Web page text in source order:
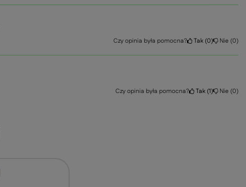
Czy opinia była pomocna? Tak 0 Nie 0
Czy opinia była pomocna? Tak 1 Nie 0